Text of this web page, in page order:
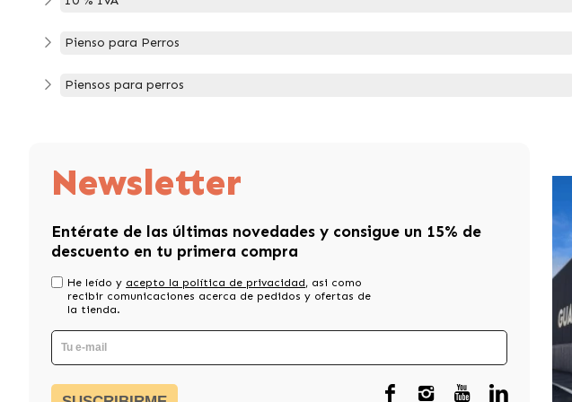
Pienso para Perros
Piensos para perros
Newsletter
Entérate de las últimas novedades y consigue un 15% de
descuento en tu primera compra
He leído y acepto la política de privacidad, asi como
recibir comunicaciones acerca de pedidos y ofertas de
la tienda.